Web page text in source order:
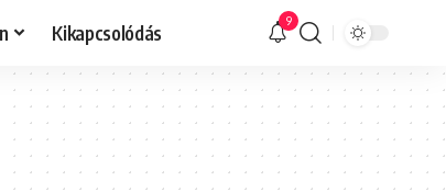
Kikapcsolódás 9